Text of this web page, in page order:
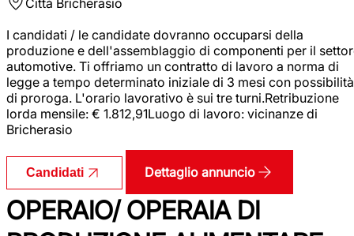
I candidati / le candidate dovranno occuparsi della
produzione e dell'assemblaggio di componenti per il
automotive. Ti offriamo un contratto di lavoro a norma di
legge a tempo determinato iniziale di 3 mesi con possibilità
di proroga. L'orario lavorativo è sui tre turni.Retribuzione
lorda mensile: € 1.812,91Luogo di lavoro: vicinanze di
Bricherasio
Candidati Dettaglio annuncio
OPERAIO/ OPERAIA DI